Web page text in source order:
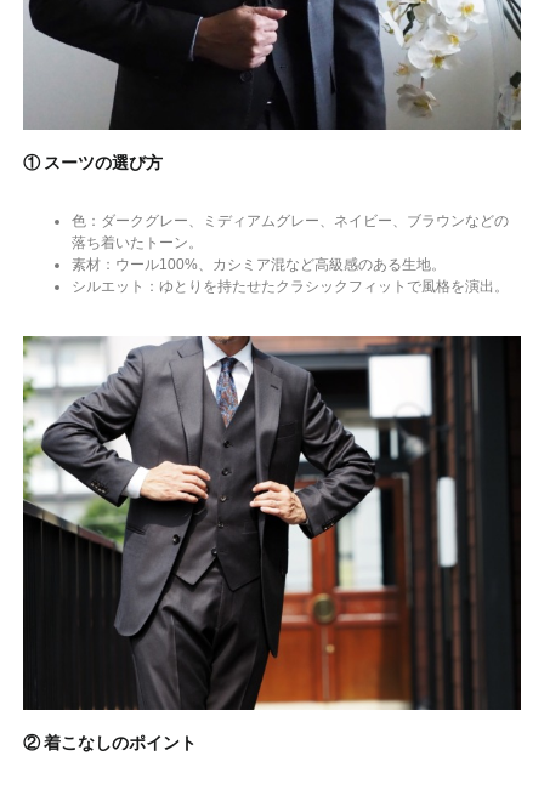
① スーツの選び方
色：ダークグレー、ミディアムグレー、ネイビー、ブラウンなどの
落ち着いたトーン。
素材：ウール100%、カシミア混など高級感のある生地。
シルエット：ゆとりを持たせたクラシックフィットで風格を演出。
② 着こなしのポイント